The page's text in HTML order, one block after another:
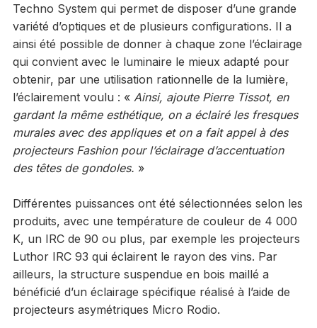
Techno System qui permet de disposer d’une grande
variété d’optiques et de plusieurs configurations. Il a
ainsi été possible de donner à chaque zone l’éclairage
qui convient avec le luminaire le mieux adapté pour
obtenir, par une utilisation rationnelle de la lumière,
l’éclairement voulu : « Ainsi, ajoute Pierre Tissot, en
gardant la même esthétique, on a éclairé les fresques
murales avec des appliques et on a fait appel à des
projecteurs Fashion pour l’éclairage d’accentuation
des têtes de gondoles. »
Différentes puissances ont été sélectionnées selon les
produits, avec une température de couleur de 4 000
K, un IRC de 90 ou plus, par exemple les projecteurs
Luthor IRC 93 qui éclairent le rayon des vins. Par
ailleurs, la structure suspendue en bois maillé a
bénéficié d’un éclairage spécifique réalisé à l’aide de
projecteurs asymétriques Micro Rodio.